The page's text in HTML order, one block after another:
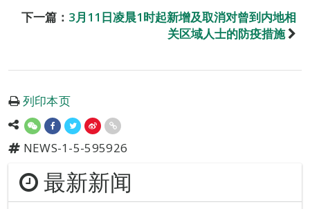
下一篇： 3月11日凌晨1时起新增及取消对曾到内地相
关区域人士的防疫措施
列印本页
NEWS-1-5-595926
最新新闻